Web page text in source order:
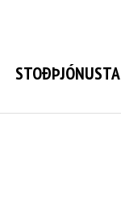
STOÐÞJÓNUSTA